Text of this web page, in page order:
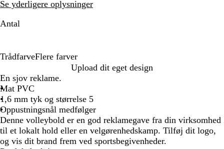
Se yderligere oplysninger
Antal
TrådfarveFlere farver
l
e
r
e
f
a
r
Upload dit eget design
En sjov reklame.
Mat PVC
1,6 mm tyk og størrelse 5
Oppustningsnål medfølger
Denne volleybold er en god reklamegave fra din virksomhed
til et lokalt hold eller en velgørenhedskamp. Tilføj dit logo,
og vis dit brand frem ved sportsbegivenheder.